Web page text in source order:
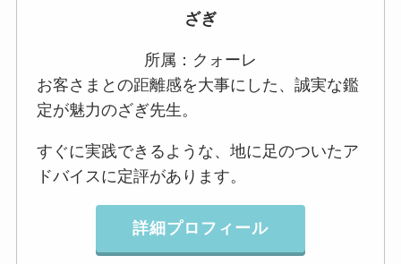
ざぎ
所属：クォーレ
お客さまとの距離感を大事にした、誠実な鑑
定が魅力のざぎ先生。
すぐに実践できるような、地に足のついたア
ドバイスに定評があります。
詳細プロフィール